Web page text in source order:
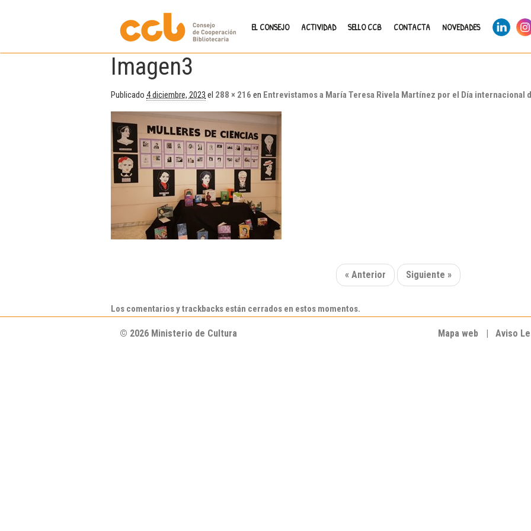
EL CONSEJO ACTIVIDAD SELLO CCB CONTACTA NOVEDADES LinkedIn
Imagen3
Publicado 4 diciembre, 2023 el 288 × 216 en Entrevistamos a María Teresa Rivela Martínez por el Día internacional
« Anterior Siguiente »
Los comentarios y trackbacks están cerrados en estos momentos.
© 2026 Ministerio de Cultura Mapa web | Aviso